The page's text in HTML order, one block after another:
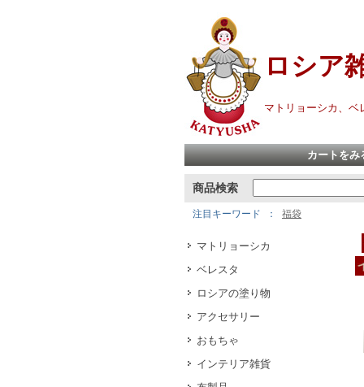
ロシア
マトリョーシカ、ベ
カートをみ
商品検索
注目キーワード 福袋
マトリョーシカ
ベレスタ
ロシアの塗り物
アクセサリー
おもちゃ
インテリア雑貨